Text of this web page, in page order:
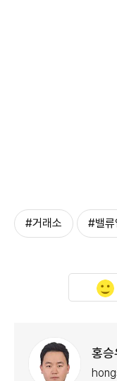
#거래소 #밸류
홍승